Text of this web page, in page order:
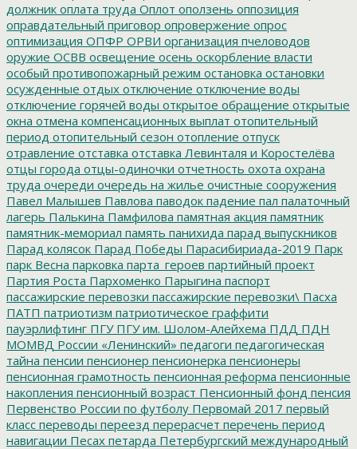
должник оплата труда Оплот оползень оппозиция
оправдательный приговор опровержение опрос
оптимизация ОПФР ОРВИ организация пчеловодов
оружие ОСВВ освещение осень оскорбление власти
особый противопожарный режим остановка остановки
осужденные отдых отключение отключение воды
отключение горячей воды открытое обращение открытые
окна отмена компенсационных выплат отопительный
период отопительный сезон отопление отпуск
отравление отставка отставка Левинталя и Коростелёва
отцы города отцы-одиночки отчетность охота охрана
труда очереди очередь на жилье очистные сооружения
Павел Малышев Павлова паводок падение пал палаточный
лагерь Палькина Памфилова памятная акция памятник
памятник-мемориал память панихида парад выпускников
Парад колясок Парад Победы Парасибириада-2019 Парк
парк Весна парковка парта_героев партийный проект
Партия Роста Пархоменко Парыгина паспорт
пассажирские перевозки пассажирские перевозки\ Пасха
ПАТП патриотизм патриотическое граффити
пауэрлифтинг ПГУПГУ им. Шолом-Алейхема ПДД ПДН
МОМВД России «Ленинский» педагоги педагогическая
тайна пенсии пенсионер пенсионерка пенсионеры
пенсионная грамотность пенсионная реформа пенсионные
накопления пенсионный возраст Пенсионный фонд пенсия
Первенство России по футболу Первомай 2017 первый
класс переводы переезд перерасчет перечень период
навигации Песах петарда Петербургский международный